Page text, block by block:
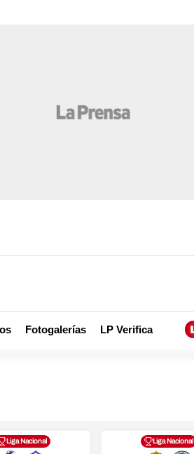
Fotogalerías LP Verifica
Liga Nacional Liga Nacional